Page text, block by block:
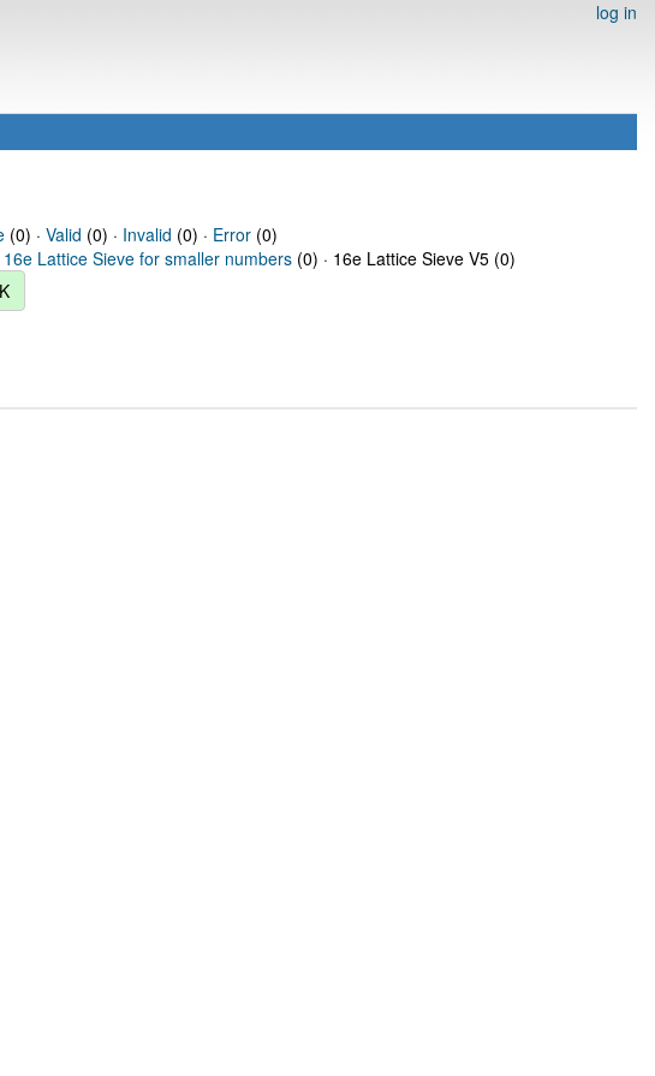
log in
(0) · Valid (0) · Invalid (0) · Error(0)
16e Lattice Sieve for smaller numbers (0) · 16e Lattice Sieve V5 (0)